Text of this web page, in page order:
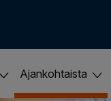
Ajankohtaista